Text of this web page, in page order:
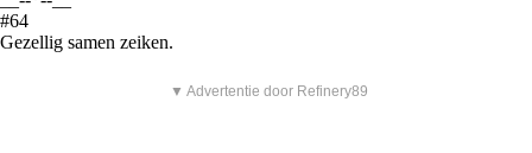
#64
Gezellig samen zeiken.
▼ Advertentie door Refinery89